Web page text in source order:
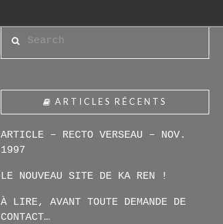
ARTICLES RÉCENTS
ARTICLE – RECTO VERSEAU – NOV.
1997
LE NOUVEAU SITE DE KA REN !
À LIRE, AVANT TOUTE DEMANDE DE
CONTACT…